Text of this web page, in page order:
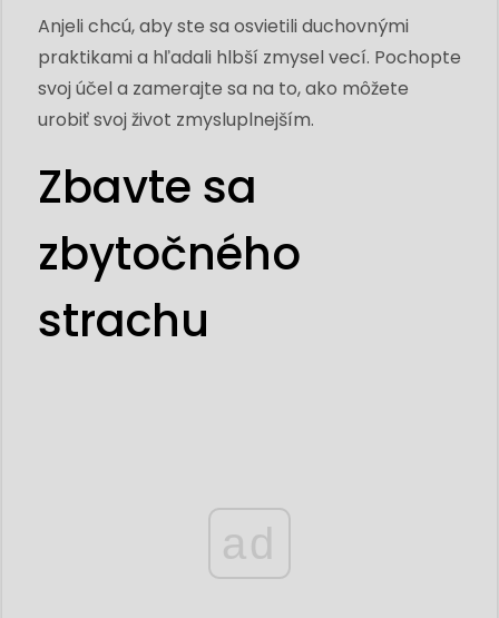
Anjeli chcú, aby ste sa osvietili duchovnými
praktikami a hľadali hlbší zmysel vecí. Pochopte
svoj účel a zamerajte sa na to, ako môžete
urobiť svoj život zmysluplnejším.
Zbavte sa
zbytočného
strachu
ad